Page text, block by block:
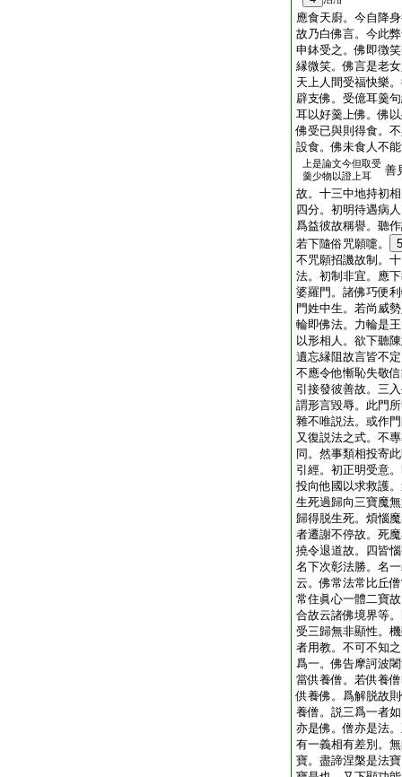
應食天廚。今自降
故乃白佛言。今此
申鉢受之。佛即徴
縁微笑。佛言是老
天上人間受福快樂
辟支佛。受億耳羹
耳以好羹上佛。佛
佛受已與則得食。
設食。佛未食人不
上是論文今但取受
羹少物以證上耳
善
故。十三中地持初
四分。初明待遇病
爲益彼故稱譽。聽
若下隨俗咒願嚏。
5
不咒願招譏故制。
法。初制非宜。應
婆羅門。諸佛巧便
門姓中生。若尚威
輪即佛法。力輪是
以形相人。欲下聽
遺忘縁阻故言皆不
不應令他慚恥失敬
引接發彼善故。三
謂形言毀辱。此門
雜不唯説法。或作
又復説法之式。不
同。然事類相投寄
引經。初正明受意
投向他國以求救護
生死過歸向三寶魔
歸得脱生死。煩惱
者遷謝不停故。死
撓令退道故。四皆
名下次彰法勝。名
云。佛常法常比丘
常住眞心一體二寶
合故云諸佛境界等
受三歸無非顯性。
者用教。不可不知
爲一。佛告摩訶波
當供養僧。若供養
供養佛。爲解脱故
養僧。説三爲一者
亦是佛。僧亦是法
有一義相有差別。
寶。盡諦涅槃是法